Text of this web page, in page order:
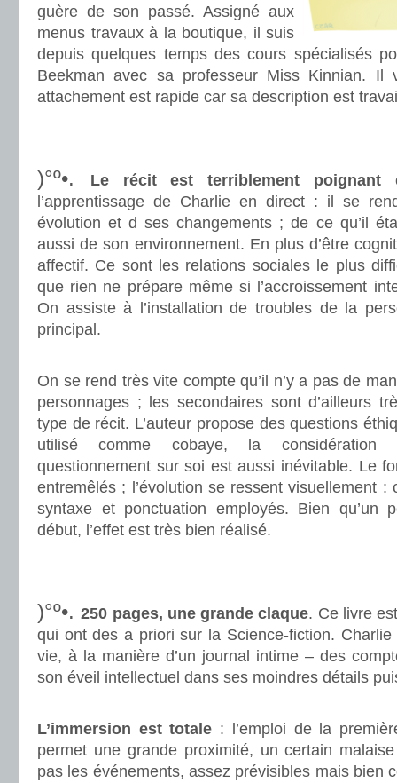
guère de son passé. Assigné aux
menus travaux à la boutique, il suis
depuis quelques temps des cours spécialisés
Beekman avec sa professeur Miss Kinnian. Il
attachement est rapide car sa description est
)°º•. Le récit est terriblement poignant
l’apprentissage de Charlie en direct : il se
évolution et d ses changements ; de ce qu’il
aussi de son environnement. En plus d’être
affectif. Ce sont les relations sociales le plus
que rien ne prépare même si l’accroissement
On assiste à l’installation de troubles de la
principal.
On se rend très vite compte qu’il n’y a pas de
personnages ; les secondaires sont d’ailleurs
type de récit. L’auteur propose des questions
utilisé comme cobaye, la considération
questionnement sur soi est aussi inévitable. Le
entremêlés ; l’évolution se ressent visuellement :
syntaxe et ponctuation employés. Bien qu’un
début, l’effet est très bien réalisé.
)°º•.250 pages, une grande claque. Ce livre
qui ont des a priori sur la Science-fiction.
vie, à la manière d’un journal intime – des
son éveil intellectuel dans ses moindres détails
L’immersion est totale : l’emploi de la
permet une grande proximité, un certain malaise
pas les événements, assez prévisibles mais bien